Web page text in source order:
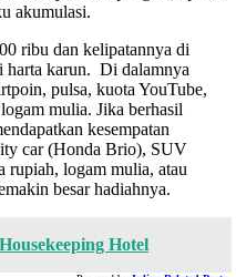
akumulasi.
ribu dan kelipatannya di
harta karun. Di dalamnya
pulsa, kuota YouTube,
mulia. Jika berhasil
kesempatan
car (Honda Brio), SUV
rupiah, logam mulia, atau
besar hadiahnya.
Hotel